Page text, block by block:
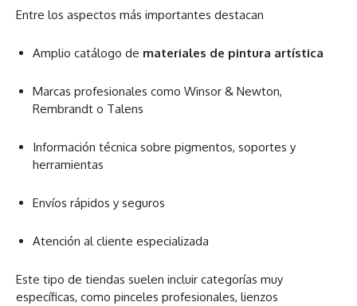
Entre los aspectos más importantes destacan
Amplio catálogo de materiales de pintura artística
Marcas profesionales como Winsor & Newton,
Rembrandt o Talens
Información técnica sobre pigmentos, soportes y
herramientas
Envíos rápidos y seguros
Atención al cliente especializada
Este tipo de tiendas suelen incluir categorías muy
específicas, como pinceles profesionales, lienzos